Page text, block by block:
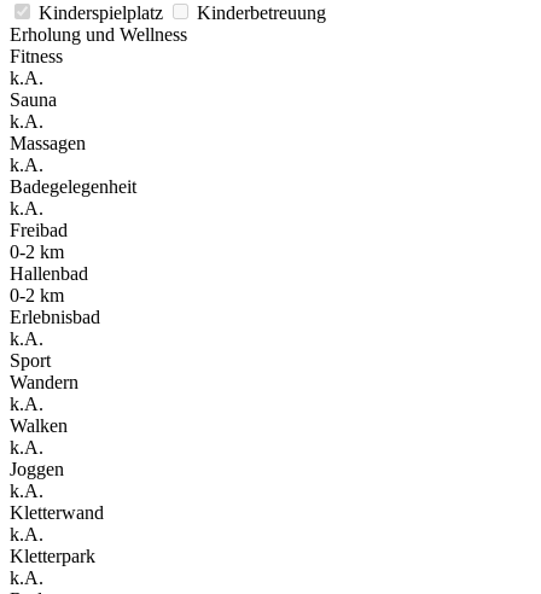
Kinderspielplatz
Kinderbetreuung
Erholung und Wellness
Fitness
k.A.
Sauna
k.A.
Massagen
k.A.
Badegelegenheit
k.A.
Freibad
0-2 km
Hallenbad
0-2 km
Erlebnisbad
k.A.
Sport
Wandern
k.A.
Walken
k.A.
Joggen
k.A.
Kletterwand
k.A.
Kletterpark
k.A.